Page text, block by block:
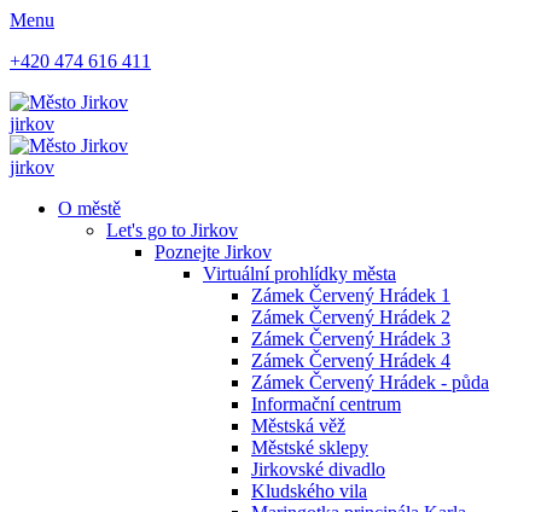
Menu
+420 474 616 411
jirkov
jirkov
O městě
Let's go to Jirkov
Poznejte Jirkov
Virtuální prohlídky města
Zámek Červený Hrádek 1
Zámek Červený Hrádek 2
Zámek Červený Hrádek 3
Zámek Červený Hrádek 4
Zámek Červený Hrádek - půda
Informační centrum
Městská věž
Městské sklepy
Jirkovské divadlo
Kludského vila